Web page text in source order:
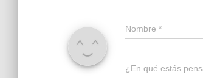
Nombre *
¿En qué estás